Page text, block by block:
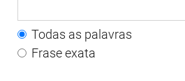
Todas as palavras
Frase exata